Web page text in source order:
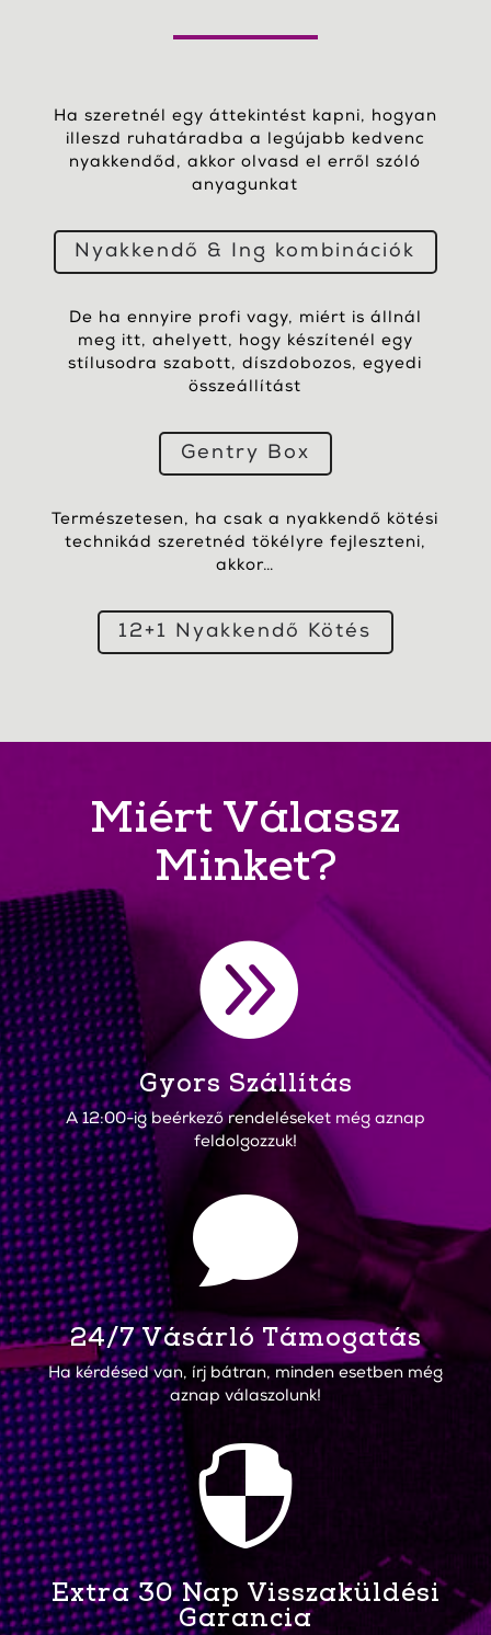
Ha szeretnél egy áttekintést kapni, hogyan
illeszd ruhatáradba a legújabb kedvenc
nyakkendőd, akkor olvasd el erről szóló
anyagunkat
Nyakkendő & Ing kombinációk
De ha ennyire profi vagy, miért is állnál
meg itt, ahelyett, hogy készítenél egy
stílusodra szabott, díszdobozos, egyedi
összeállítást
Gentry Box
Természetesen, ha csak a nyakkendő kötési
technikád szeretnéd tökélyre fejleszteni,
akkor…
12+1 Nyakkendő Kötés
Miért Válassz
Minket?

Gyors Szállítás
A 12:00-ig beérkező rendeléseket még aznap
feldolgozzuk!

24/7 Vásárló Támogatás
Ha kérdésed van, írj bátran, minden esetben még
aznap válaszolunk!

Extra 30 Nap Visszaküldési
Garancia